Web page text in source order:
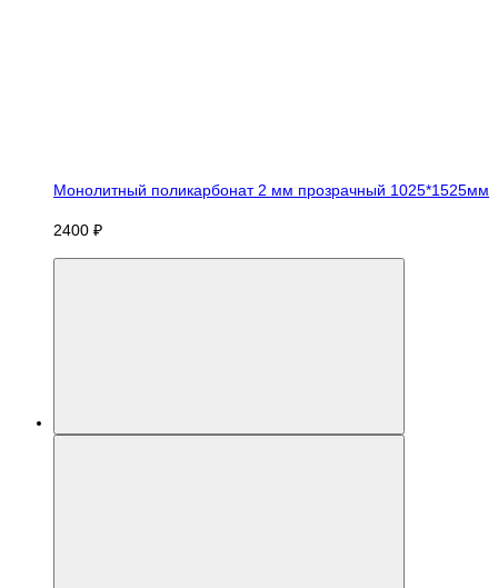
Монолитный поликарбонат 2 мм прозрачный 1025*1525мм
2400 ₽